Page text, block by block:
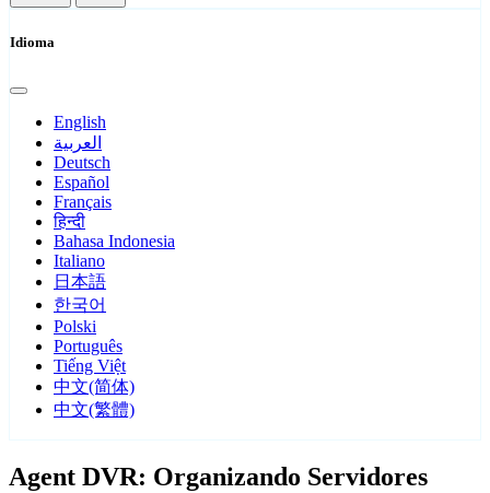
Idioma
English
العربية
Deutsch
Español
Français
हिन्दी
Bahasa Indonesia
Italiano
日本語
한국어
Polski
Português
Tiếng Việt
中文(简体)
中文(繁體)
Agent DVR: Organizando Servidores